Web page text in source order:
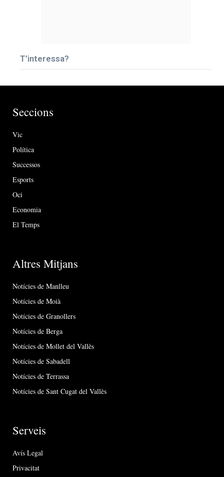
T’interessa?
Seccions
Vic
Política
Successos
Esports
Oci
Economia
El Temps
Altres Mitjans
Notícies de Manlleu
Notícies de Moià
Notícies de Granollers
Notícies de Berga
Notícies de Mollet del Vallès
Notícies de Sabadell
Notícies de Terrassa
Notícies de Sant Cugat del Vallès
Serveis
Avís Legal
Privacitat